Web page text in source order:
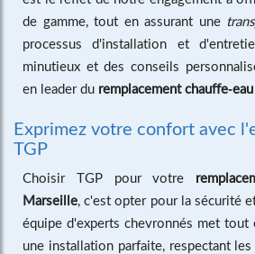
de gamme, tout en assurant une
processus d'installation et
minutieux et des conseils
en leader du remplacement chauffe-
Exprimez votre confort avec
TGP
Choisir TGP pour votre
Marseille, c'est opter pour la sécurité
équipe d'experts chevronnés met
une installation parfaite, respectant